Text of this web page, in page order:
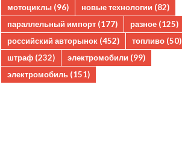
мотоциклы (96) новые технологии (82)
параллельный импорт (177) разное (125)
российский авторынок (452) топливо (50)
штраф (232) электромобили (99)
электромобиль (151)